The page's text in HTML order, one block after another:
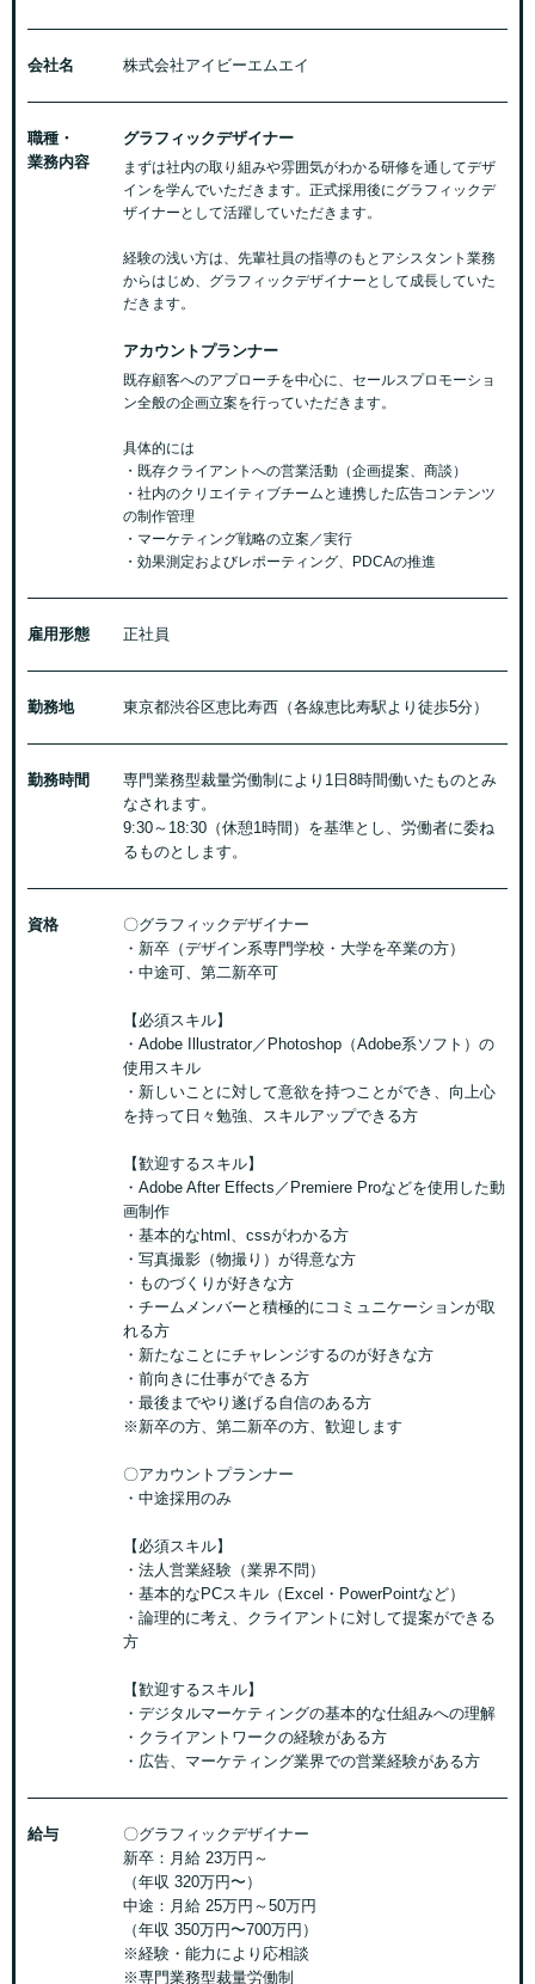
会社名 株式会社アイビーエムエイ
職種・
業務内容
グラフィックデザイナー
まずは社内の取り組みや雰囲気がわかる研修を通してデザ
インを学んでいただきます。正式採用後にグラフィックデ
ザイナーとして活躍していただきます。
経験の浅い方は、先輩社員の指導のもとアシスタント業務
からはじめ、グラフィックデザイナーとして成長していた
だきます。
アカウントプランナー
既存顧客へのアプローチを中心に、セールスプロモーショ
ン全般の企画立案を行っていただきます。
具体的には
・既存クライアントへの営業活動（企画提案、商談）
・社内のクリエイティブチームと連携した広告コンテンツ
の制作管理
・マーケティング戦略の立案／実行
・効果測定およびレポーティング、PDCAの推進
雇用形態 正社員
勤務地 東京都渋谷区恵比寿西（各線恵比寿駅より徒歩5分）
勤務時間
専門業務型裁量労働制により1日8時間働いたものとみ
なされます。
9:30～18:30（休憩1時間）を基準とし、労働者に委ね
るものとします。
資格
〇グラフィックデザイナー
・新卒（デザイン系専門学校・大学を卒業の方）
・中途可、第二新卒可
【必須スキル】
・Adobe Illustrator／Photoshop（Adobe系ソフト）の
使用スキル
・新しいことに対して意欲を持つことができ、向上心
を持って日々勉強、スキルアップできる方
【歓迎するスキル】
・Adobe After Effects／Premiere Proなどを使用した動
画制作
・基本的なhtml、cssがわかる方
・写真撮影（物撮り）が得意な方
・ものづくりが好きな方
・チームメンバーと積極的にコミュニケーションが取
れる方
・新たなことにチャレンジするのが好きな方
・前向きに仕事ができる方
・最後までやり遂げる自信のある方
※新卒の方、第二新卒の方、歓迎します
〇アカウントプランナー
・中途採用のみ
【必須スキル】
・法人営業経験（業界不問）
・基本的なPCスキル（Excel・PowerPointなど）
・論理的に考え、クライアントに対して提案ができる
方
【歓迎するスキル】
・デジタルマーケティングの基本的な仕組みへの理解
・クライアントワークの経験がある方
・広告、マーケティング業界での営業経験がある方
給与
〇グラフィックデザイナー
新卒：月給 23万円～
（年収 320万円〜）
中途：月給 25万円～50万円
（年収 350万円〜700万円）
※経験・能力により応相談
※専門業務型裁量労働制